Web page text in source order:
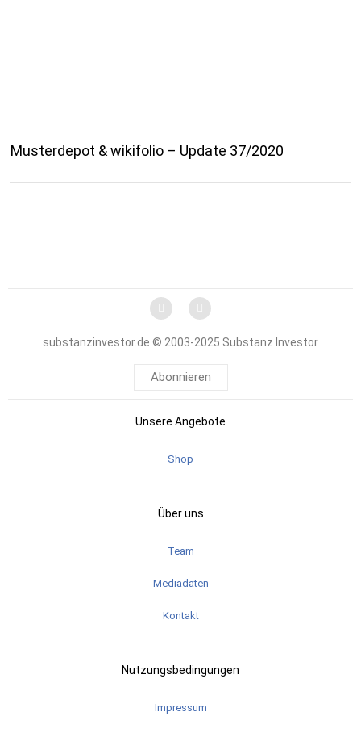
Musterdepot & wikifolio – Update 37/2020
substanzinvestor.de © 2003-2025 Substanz Investor
Abonnieren
Unsere Angebote
Shop
Über uns
Team
Mediadaten
Kontakt
Nutzungsbedingungen
Impressum